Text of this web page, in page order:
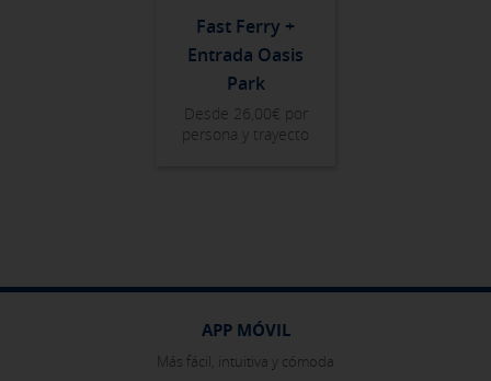
Fast Ferry +
Entrada Oasis
Park
Desde 26,00€ por
persona y trayecto
APP MÓVIL
Más fácil, intuitiva y cómoda